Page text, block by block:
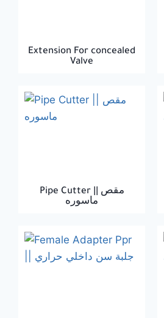
Extension For concealed
Valve
Pipe Cutter || مقص
ماسوره